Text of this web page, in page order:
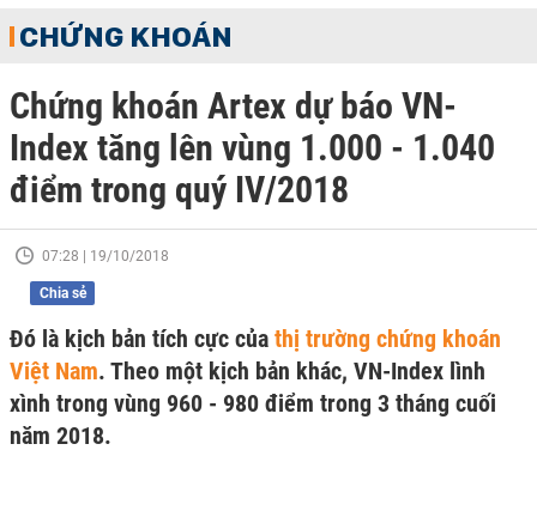
CHỨNG KHOÁN
Chứng khoán Artex dự báo VN-
Index tăng lên vùng 1.000 - 1.040
điểm trong quý IV/2018
07:28 | 19/10/2018
Chia sẻ
Đó là kịch bản tích cực của thị trường chứng khoán
Việt Nam. Theo một kịch bản khác, VN-Index lình
xình trong vùng 960 - 980 điểm trong 3 tháng cuối
năm 2018.